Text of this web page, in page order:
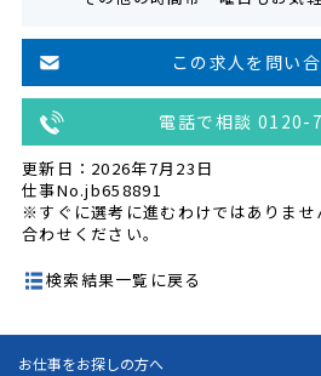
この求人を問い
電話で相談 0120-
更新日：2026年7月23日
仕事No.jb658891
※すぐに選考に進むわけではありませ
合わせください。
検索結果一覧に戻る
お仕事をお探しの方へ